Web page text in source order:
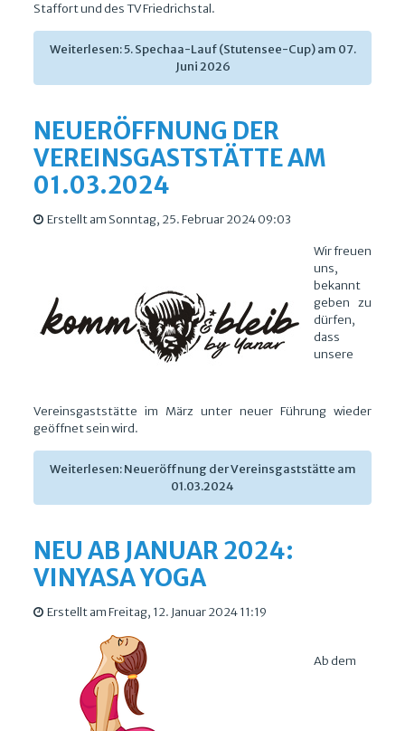
Staffort und des TV Friedrichstal.
Weiterlesen: 5. Spechaa-Lauf (Stutensee-Cup) am 07.
Juni 2026
NEUERÖFFNUNG DER
VEREINSGASTSTÄTTE AM
01.03.2024
Erstellt am Sonntag, 25. Februar 2024 09:03
Wir freuen
uns,
bekannt
geben zu
dürfen,
dass
unsere
Vereinsgaststätte im März unter neuer Führung wieder
geöffnet sein wird.
Weiterlesen: Neueröffnung der Vereinsgaststätte am
01.03.2024
NEU AB JANUAR 2024:
VINYASA YOGA
Erstellt am Freitag, 12. Januar 2024 11:19
Ab dem